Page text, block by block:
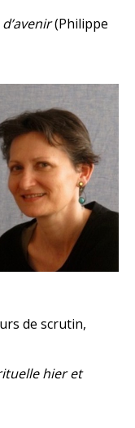
(Philippe
de scrutin,
hier et